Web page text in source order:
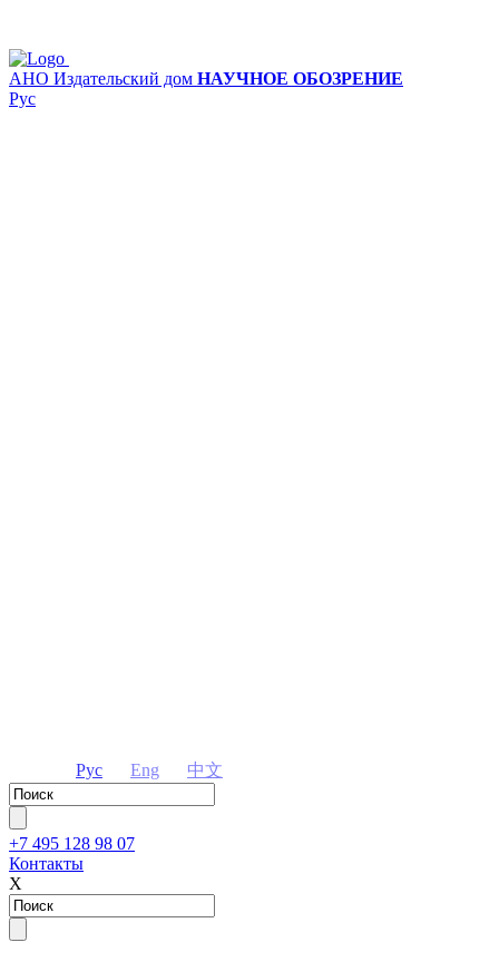
АНО Издательский дом НАУЧНОЕ ОБОЗРЕНИЕ
Рус
Рус Eng 中文
+7 495 128 98 07
Контакты
Х